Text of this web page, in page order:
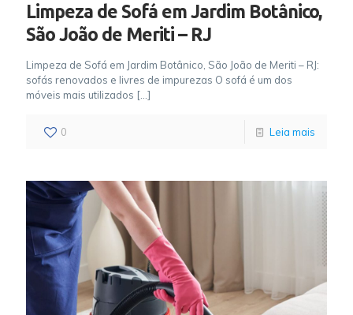
Limpeza de Sofá em Jardim Botânico,
São João de Meriti – RJ
Limpeza de Sofá em Jardim Botânico, São João de Meriti – RJ:
sofás renovados e livres de impurezas O sofá é um dos
móveis mais utilizados […]
0 Leia mais